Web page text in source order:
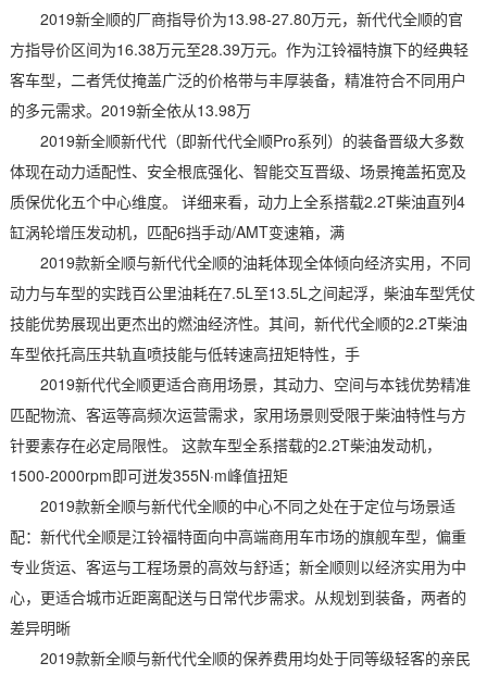
2019新全顺的厂商指导价为13.98-27.80万元，新代代全顺的官
方指导价区间为16.38万元至28.39万元。作为江铃福特旗下的经典轻
客车型，二者凭仗掩盖广泛的价格带与丰厚装备，精准符合不同用户
的多元需求。2019新全依从13.98万
2019新全顺新代代（即新代代全顺Pro系列）的装备晋级大多数
体现在动力适配性、安全根底强化、智能交互晋级、场景掩盖拓宽及
质保优化五个中心维度。 详细来看，动力上全系搭载2.2T柴油直列4
缸涡轮增压发动机，匹配6挡手动/AMT变速箱，满
2019款新全顺与新代代全顺的油耗体现全体倾向经济实用，不同
动力与车型的实践百公里油耗在7.5L至13.5L之间起浮，柴油车型凭仗
技能优势展现出更杰出的燃油经济性。其间，新代代全顺的2.2T柴油
车型依托高压共轨直喷技能与低转速高扭矩特性，手
2019新代代全顺更适合商用场景，其动力、空间与本钱优势精准
匹配物流、客运等高频次运营需求，家用场景则受限于柴油特性与方
针要素存在必定局限性。 这款车型全系搭载的2.2T柴油发动机，
1500-2000rpm即可迸发355N·m峰值扭矩
2019款新全顺与新代代全顺的中心不同之处在于定位与场景适
配：新代代全顺是江铃福特面向中高端商用车市场的旗舰车型，偏重
专业货运、客运与工程场景的高效与舒适；新全顺则以经济实用为中
心，更适合城市近距离配送与日常代步需求。从规划到装备，两者的
差异明晰
2019款新全顺与新代代全顺的保养费用均处于同等级轻客的亲民